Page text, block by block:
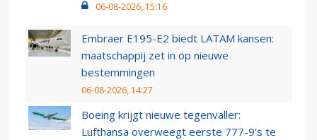
06-08-2026, 15:16
Embraer E195-E2 biedt LATAM kansen:
maatschappij zet in op nieuwe
bestemmingen
06-08-2026, 14:27
Boeing krijgt nieuwe tegenvaller:
Lufthansa overweegt eerste 777-9’s te